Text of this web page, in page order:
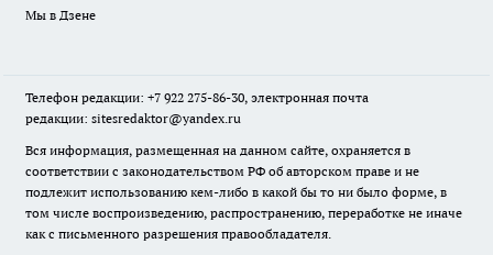
Мы в Дзене
Телефон редакции: +7 922 275-86-30, электронная почта
редакции: sitesredaktor@yandex.ru
Вся информация, размещенная на данном сайте, охраняется в
соответствии с законодательством РФ об авторском праве и не
подлежит использованию кем-либо в какой бы то ни было форме, в
том числе воспроизведению, распространению, переработке не иначе
как с письменного разрешения правообладателя.